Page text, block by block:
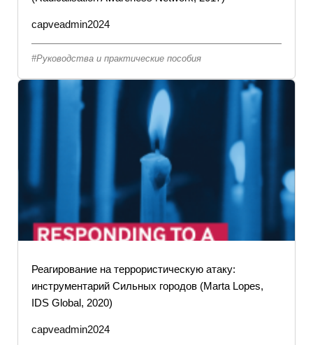
capveadmin2024
Руководства и практические пособия
Реагирование на террористическую атаку:
инструментарий Сильных городов (Marta Lopes,
IDS Global, 2020)
capveadmin2024